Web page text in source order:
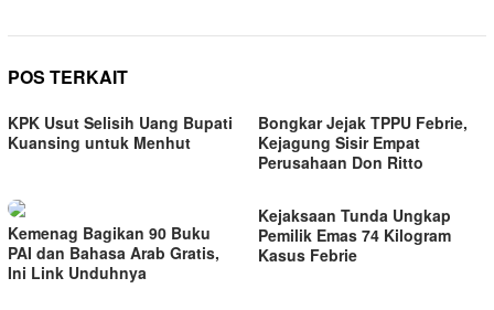
POS TERKAIT
KPK Usut Selisih Uang Bupati
Kuansing untuk Menhut
Bongkar Jejak TPPU Febrie,
Kejagung Sisir Empat
Perusahaan Don Ritto
Kemenag Bagikan 90 Buku
PAI dan Bahasa Arab Gratis,
Ini Link Unduhnya
Kejaksaan Tunda Ungkap
Pemilik Emas 74 Kilogram
Kasus Febrie